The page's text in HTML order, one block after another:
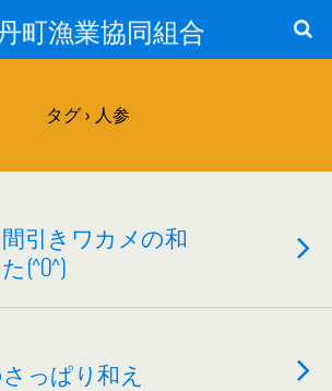
町漁業協同組合
タグ › 人参
引きワカメの和
(^O^)
っぱり和え